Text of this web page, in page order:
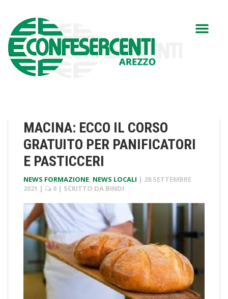
MACINA: ECCO IL CORSO
GRATUITO PER PANIFICATORI
E PASTICCERI
NEWS FORMAZIONE, NEWS LOCALI | 28 SETTEMBRE
2021 | 0 | SCRITTO DA BINDI